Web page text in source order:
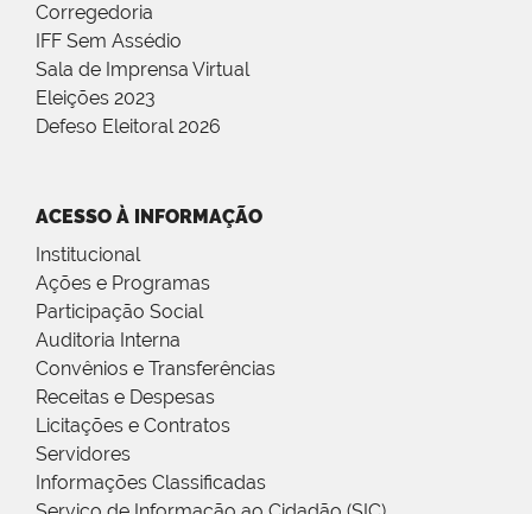
Corregedoria
IFF Sem Assédio
Sala de Imprensa Virtual
Eleições 2023
Defeso Eleitoral 2026
ACESSO À INFORMAÇÃO
Institucional
Ações e Programas
Participação Social
Auditoria Interna
Convênios e Transferências
Receitas e Despesas
Licitações e Contratos
Servidores
Informações Classificadas